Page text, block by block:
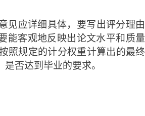
见应详细具体，要写出评分理
能客观地反映出论文水平和质
照规定的计分权重计算出的最
否达到毕业的要求。